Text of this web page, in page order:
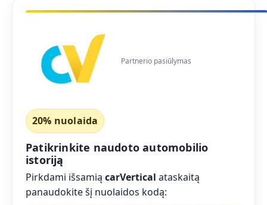
Partnerio pasiūlymas
20% nuolaida
Patikrinkite naudoto automobilio
istoriją
Pirkdami išsamią carVertical ataskaitą
panaudokite šį nuolaidos kodą: